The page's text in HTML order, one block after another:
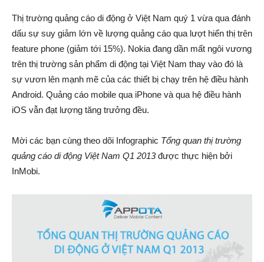
Thị trường quảng cáo di động ở Việt Nam quý 1 vừa qua đánh
dấu sự suy giảm lớn về lượng quảng cáo qua lượt hiển thị trên
feature phone (giảm tới 15%). Nokia đang dần mất ngôi vương
trên thị trường sản phẩm di động tại Việt Nam thay vào đó là
sự vươn lên mạnh mẽ của các thiết bị chạy trên hệ điều hành
Android. Quảng cáo mobile qua iPhone và qua hệ điều hành
iOS vẫn đạt lượng tăng trưởng đều.
Mời các bạn cùng theo dõi Infographic Tổng quan thị trường
quảng cáo di động Việt Nam Q1 2013được thực hiện bởi
InMobi.